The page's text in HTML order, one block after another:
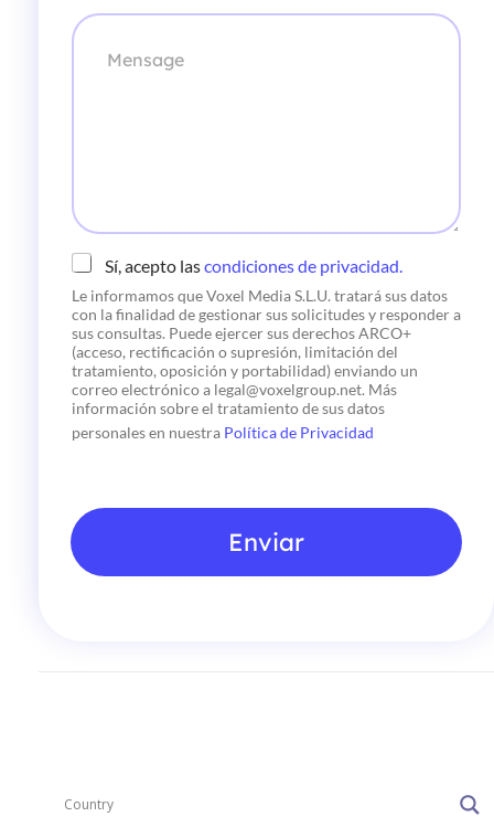
e
c
e
s
M
e
C
e
c
k
b
o
x
e
Sí, acepto lascondiciones de privacidad.
Le informamos que Voxel Media S.L.U. tratará sus datos
con la finalidad de gestionar sus solicitudes y responder a
sus consultas. Puede ejercer sus derechos ARCO+
(acceso, rectificación o supresión, limitación del
tratamiento, oposición y portabilidad) enviando un
correo electrónico a legal@voxelgroup.net. Más
información sobre el tratamiento de sus datos
personales en nuestra Política de Privacidad
Enviar